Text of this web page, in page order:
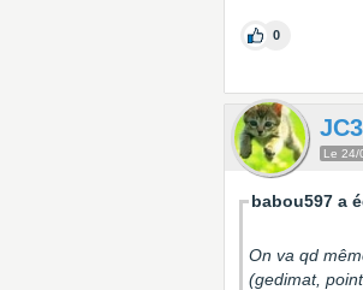
0
Le 24/
babou597 a
On va qd
(gedimat,